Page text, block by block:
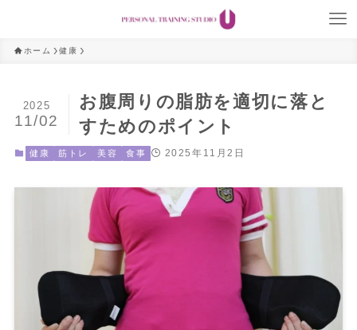
ホーム 健康
お腹周りの脂肪を適切に落と
すためのポイント
2025
11/02
健康 筋トレ 美容 食事 2025年11月2日